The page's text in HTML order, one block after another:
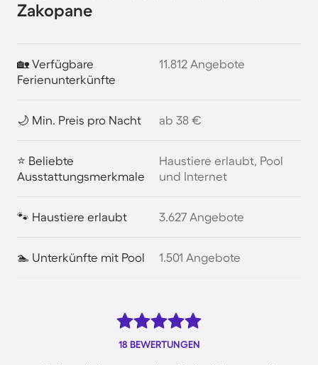
Zakopane
🏡 Verfügbare
Ferienunterkünfte
11.812 Angebote
🌙 Min. Preis pro Nacht ab 38 €
⭐ Beliebte
Ausstattungsmerkmale
Haustiere erlaubt, Pool
und Internet
🐾 Haustiere erlaubt 3.627 Angebote
🏊 Unterkünfte mit Pool 1.501 Angebote
18 BEWERTUNGEN